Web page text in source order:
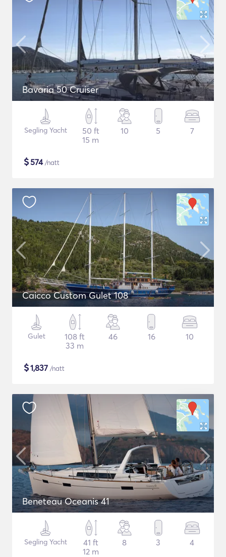
Bavaria 50 Cruiser
Segling Yacht
50 ft
15 m
10 5 7
$574/natt
Caicco Custom Gulet 108
Gulet
108 ft
33 m
46 16 10
$1,837 /natt
Beneteau Oceanis 41
Segling Yacht
41 ft
12 m
8 3 4